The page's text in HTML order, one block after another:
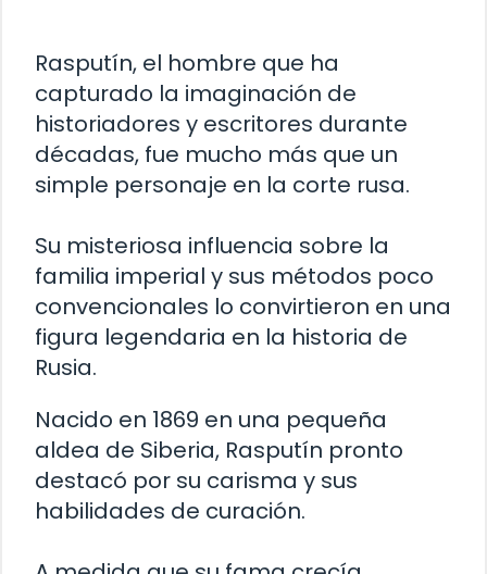
Rasputín, el hombre que ha
capturado la imaginación de
historiadores y escritores durante
décadas, fue mucho más que un
simple personaje en la corte rusa.
Su misteriosa influencia sobre la
familia imperial y sus métodos poco
convencionales lo convirtieron en una
figura legendaria en la historia de
Rusia.
Nacido en 1869 en una pequeña
aldea de Siberia, Rasputín pronto
destacó por su carisma y sus
habilidades de curación.